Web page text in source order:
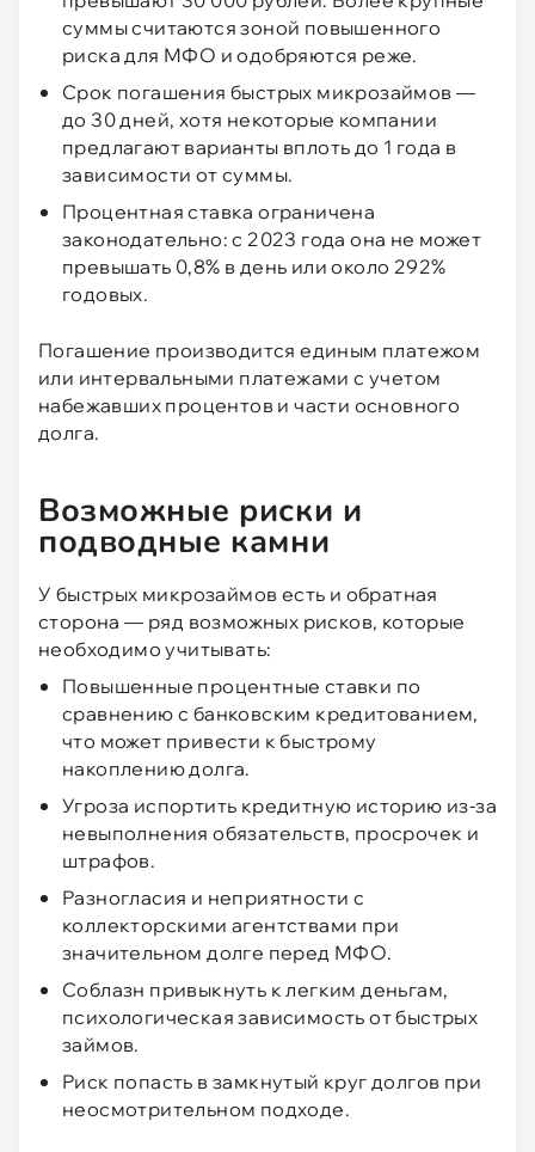
суммы считаются зоной повышенного
риска для МФО и одобряются реже.
Срок погашения быстрых микрозаймов —
до 30 дней, хотя некоторые компании
предлагают варианты вплоть до 1 года в
зависимости от суммы.
Процентная ставка ограничена
законодательно: с 2023 года она не может
превышать 0,8% в день или около 292%
годовых.
Погашение производится единым платежом
или интервальными платежами с учетом
набежавших процентов и части основного
долга.
Возможные риски и
подводные камни
У быстрых микрозаймов есть и обратная
сторона — ряд возможных рисков, которые
необходимо учитывать:
Повышенные процентные ставки по
сравнению с банковским кредитованием,
что может привести к быстрому
накоплению долга.
Угроза испортить кредитную историю из-за
невыполнения обязательств, просрочек и
штрафов.
Разногласия и неприятности с
коллекторскими агентствами при
значительном долге перед МФО.
Соблазн привыкнуть к легким деньгам,
психологическая зависимость от быстрых
займов.
Риск попасть в замкнутый круг долгов при
неосмотрительном подходе.